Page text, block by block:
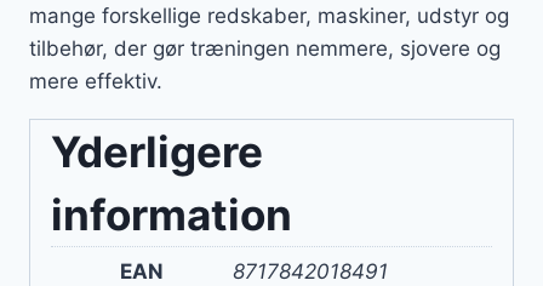
mange forskellige redskaber, maskiner, udstyr og
tilbehør, der gør træningen nemmere, sjovere og
mere effektiv.
Yderligere
information
EAN 8717842018491